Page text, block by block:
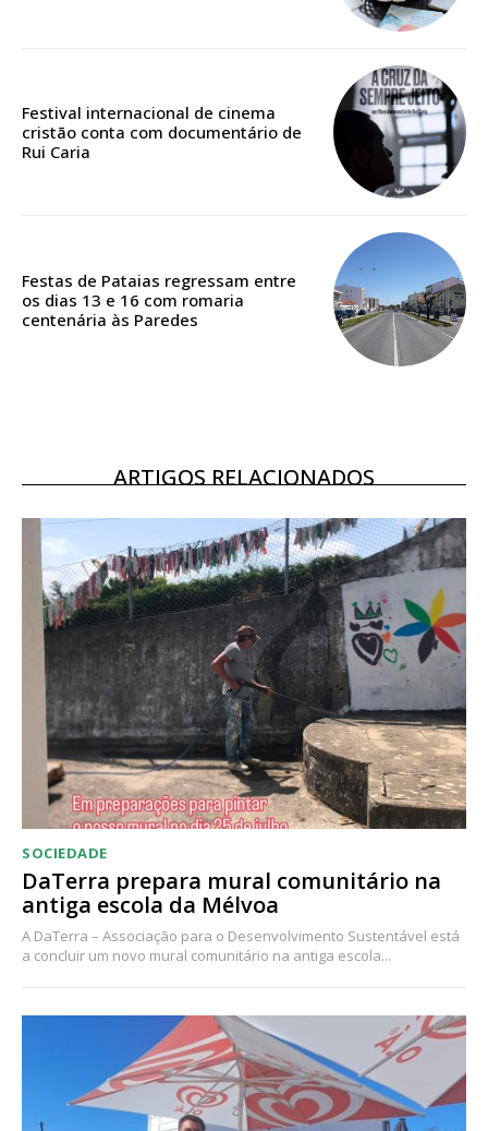
Acesso aos conteúdos Exclusivos para
assinantes
12 meses
Acesso ao conteúdo online
Acesso aos conteúdos Exclusivos para
assinantes
Ofertas para assinatura anual
Escolha o plano
Festival internacional de cinema
cristão conta com documentário de
Rui Caria
Festas de Pataias regressam entre
os dias 13 e 16 com romaria
centenária às Paredes
ARTIGOS RELACIONADOS
SOCIEDADE
DaTerra prepara mural comunitário na
antiga escola da Mélvoa
A DaTerra – Associação para o Desenvolvimento Sustentável está
a concluir um novo mural comunitário na antiga escola...